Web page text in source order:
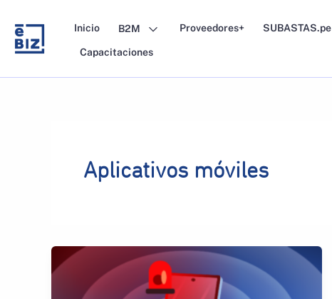
content
Inicio B2M Proveedores+ SUBASTAS.pe
Capacitaciones
Aplicativos móviles